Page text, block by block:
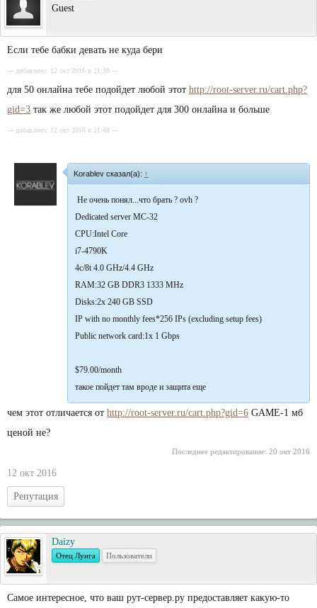
Guest
Если тебе бабки девать не куда бери
--- добавлено: 12 окт 2016 в 21:38 ---
для 50 онлайна тебе подойдет любой этот http://root-server.ru/cart.php?
gid=3 так же любой этот подойдет для 300 онлайна и больше
--- добавлено: 12 окт 2016 в 21:48 ---
Korablev сказал(а): ↑
Не очень понял...что брать ? ovh ?
Dedicated server MC-32
CPU:Intel Core
i7-4790K
4c/8t 4.0 GHz/4.4 GHz
RAM:32 GB DDR3 1333 MHz
Disks:2x 240 GB SSD
IP with no monthly fees*256 IPs (excluding setup fees)
Public network card:1x 1 Gbps
$79.00/month
такое пойдет там вроде и защита еще
чем этот отличается от http://root-server.ru/cart.php?gid=6 GAME-1 мб
ценой не?
Последнее редактирование: 20 окт 2016
12 окт 2016
Репутация
Daizy
Отец Лунга Пользователи
Самое интересное, что ваш рут-сервер.ру предоставляет какую-то